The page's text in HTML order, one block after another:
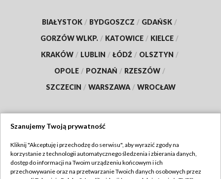
BIAŁYSTOK / BYDGOSZCZ / GDAŃSK /
GORZÓW WLKP. / KATOWICE / KIELCE /
KRAKÓW / LUBLIN / ŁÓDŹ / OLSZTYN /
OPOLE / POZNAŃ / RZESZÓW /
SZCZECIN / WARSZAWA / WROCŁAW
TVP
Abonament TVP
Regulamin TVP
Szanujemy Twoją prywatność
Kliknij "Akceptuję i przechodzę do serwisu", aby wyrazić zgody na
korzystanie z technologii automatycznego śledzenia i zbierania danych,
dostęp do informacji na Twoim urządzeniu końcowym i ich
przechowywanie oraz na przetwarzanie Twoich danych osobowych przez